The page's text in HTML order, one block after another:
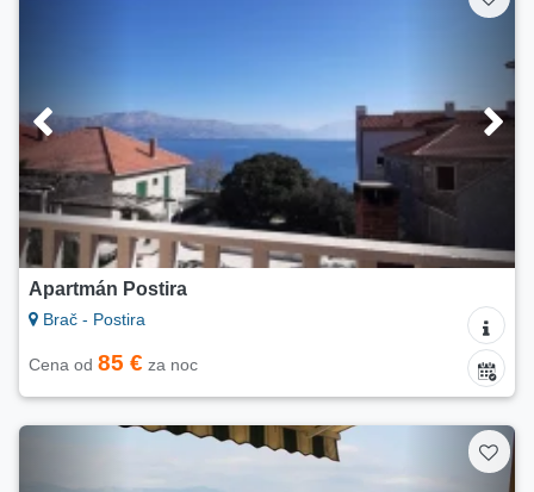
Apartmán Postira
Brač - Postira
Cena od 85 € za noc